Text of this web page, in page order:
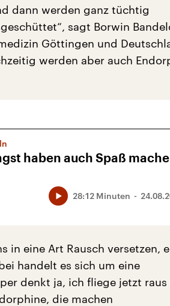
dann werden ganz tüchtig
sagt Borwin
Göttingen und
werden aber auch
haben auch Spaß
28:12 Minuten
in eine Art Rausch versetzen,
handelt es sich um eine
denkt ja, ich fliege jetzt raus
die machen